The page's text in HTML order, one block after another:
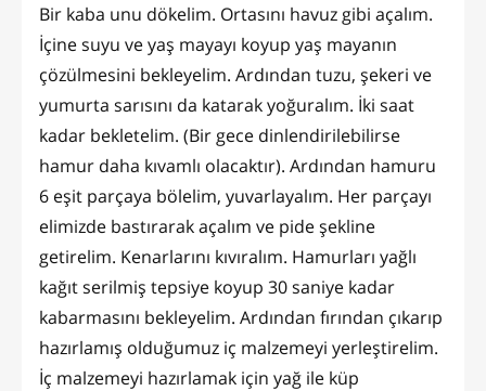
Bir kaba unu dökelim. Ortasını havuz gibi açalım.
İçine suyu ve yaş mayayı koyup yaş mayanın
çözülmesini bekleyelim. Ardından tuzu, şekeri ve
yumurta sarısını da katarak yoğuralım. İki saat
kadar bekletelim. (Bir gece dinlendirilebilirse
hamur daha kıvamlı olacaktır). Ardından hamuru
6 eşit parçaya bölelim, yuvarlayalım. Her parçayı
elimizde bastırarak açalım ve pide şekline
getirelim. Kenarlarını kıvıralım. Hamurları yağlı
kağıt serilmiş tepsiye koyup 30 saniye kadar
kabarmasını bekleyelim. Ardından fırından çıkarıp
hazırlamış olduğumuz iç malzemeyi yerleştirelim.
İç malzemeyi hazırlamak için yağ ile küp